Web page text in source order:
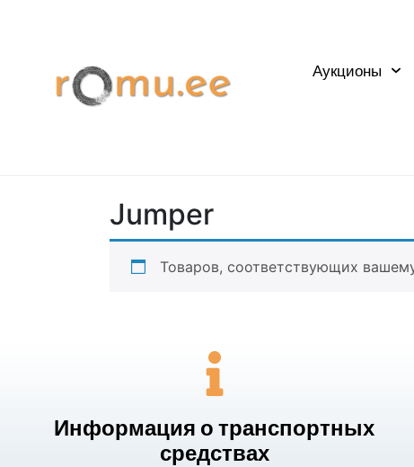
Аукционы
Jumper
Товаров, соответствующих
Информация о транспортных
средствах